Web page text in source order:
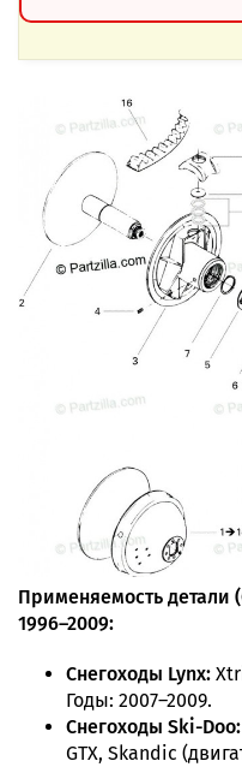
Применяемость детали
1996–2009:
Снегоходы Lynx:
Годы: 2007–2009.
Снегоходы Ski-Doo:
GTX, Skandic